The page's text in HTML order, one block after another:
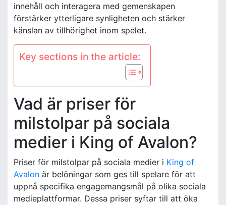
innehåll och interagera med gemenskapen
förstärker ytterligare synligheten och stärker
känslan av tillhörighet inom spelet.
Key sections in the article:
Vad är priser för
milstolpar på sociala
medier i King of Avalon?
Priser för milstolpar på sociala medier i King of
Avalon är belöningar som ges till spelare för att
uppnå specifika engagemangsmål på olika sociala
medieplattformar. Dessa priser syftar till att öka